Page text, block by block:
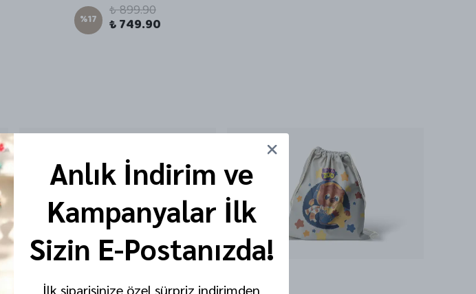
%17 ₺ 899.90
₺ 749.90
Anlık İndirim ve
Kampanyalar İlk
Sizin E-Postanızda!
İlk siparişinize özel sürpriz indirimden